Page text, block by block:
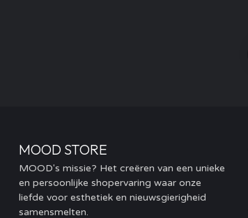
MOOD STORE
MOOD's missie? Het creëren van een unieke
en persoonlijke shopervaring waar onze
liefde voor esthetiek en nieuwsgierigheid
samensmelten.